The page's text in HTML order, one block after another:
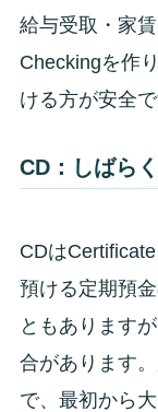
給与受取・家
Checkingを作
ける方が安全で
CD：しばら
CDは
預ける定期預
ともあります
合があります
で、最初から